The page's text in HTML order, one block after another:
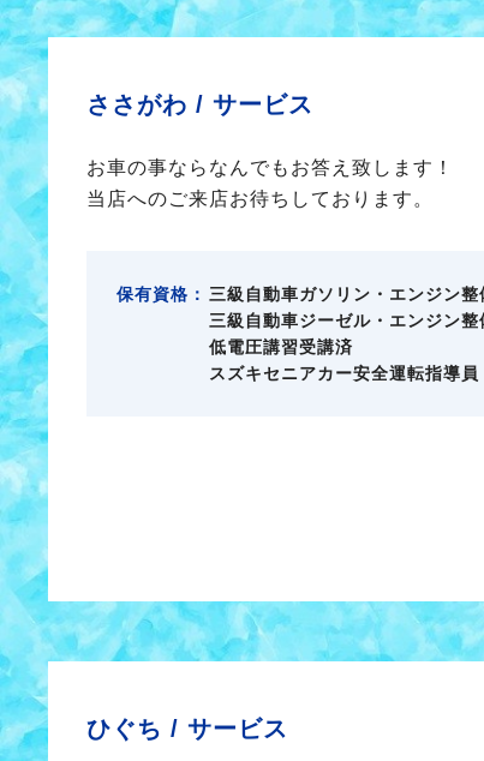
ささがわ / サービス
お車の事ならなんでもお答え致します！
当店へのご来店お待ちしております。
保有資格： 三級自動車ガソリン・エンジン整
三級自動車ジーゼル・エンジン整
低電圧講習受講済
スズキセニアカー安全運転指導員
ひぐち / サービス